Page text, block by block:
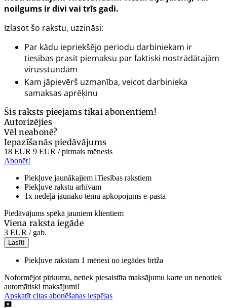
noilgums ir divi vai trīs gadi.
Izlasot šo rakstu, uzzināsi:
Par kādu iepriekšējo periodu darbiniekam ir
tiesības prasīt piemaksu par faktiski nostrādātajām
virusstundām
Kam jāpievērš uzmanība, veicot darbinieka
samaksas aprēķinu
Šis raksts pieejams tikai abonentiem!
Autorizējies
Vēl neabonē?
Iepazīšanās piedāvājums
18 EUR 9 EUR / pirmais mēnesis
Abonēt!
Piekļuve jaunākajiem iTiesības rakstiem
Piekļuve rakstu arhīvam
1x nedēļā jaunāko tēmu apkopojums e-pastā
Piedāvājums spēkā jauniem klientiem
Viena raksta iegāde
3 EUR / gab.
Lasīt!
Piekļuve rakstam 1 mēnesi no iegādes brīža
Noformējot pirkumu, netiek piesaistīta maksājumu karte un nenotiek
automātiski maksājumi!
Apskatīt citas abonēšanas iespējas